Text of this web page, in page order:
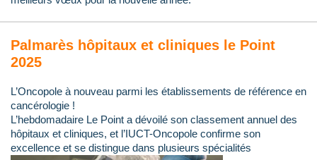
Palmarès hôpitaux et cliniques le Point
2025
L’Oncopole à nouveau parmi les établissements de référence en
cancérologie !
L’hebdomadaire Le Point a dévoilé son classement annuel des
hôpitaux et cliniques, et l’IUCT-Oncopole confirme son
excellence et se distingue dans plusieurs spécialités